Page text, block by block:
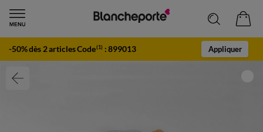
-50% dès 2 articles Code(1) :899013 Appliquer